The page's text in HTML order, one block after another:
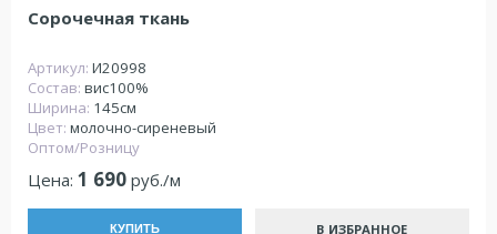
Сорочечная ткань
Артикул: И20998
Состав: вис100%
Ширина: 145см
Цвет: молочно-сиреневый
Оптом/Розницу
Цена: 1 690 руб./м
КУПИТЬ В ИЗБРАННОЕ